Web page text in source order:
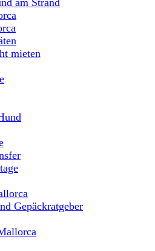
am Strand
mieten
Gepäckratgeber